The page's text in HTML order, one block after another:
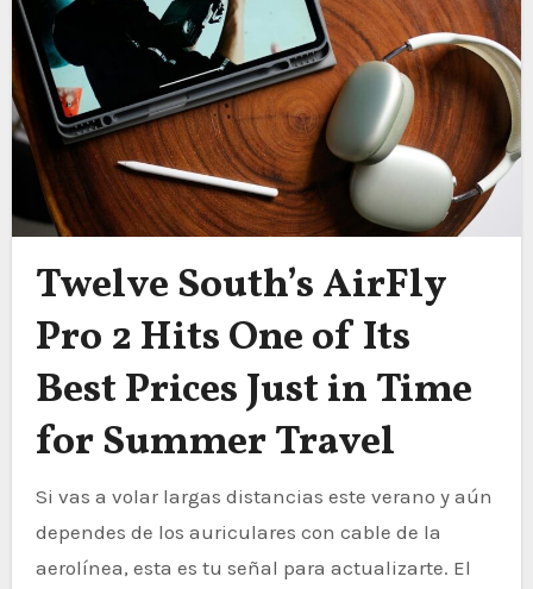
Twelve South’s AirFly
Pro 2 Hits One of Its
Best Prices Just in Time
for Summer Travel
Si vas a volar largas distancias este verano y aún
dependes de los auriculares con cable de la
aerolínea, esta es tu señal para actualizarte. El